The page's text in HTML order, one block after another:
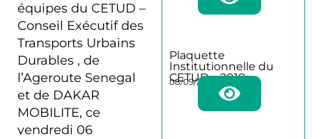
équipes du CETUD –
Conseil Exécutif des
Transports Urbains
Durables , de
l’Ageroute Senegal
et de DAKAR
MOBILITE, ce
vendredi 06
Plaquette
Institutionnelle du
CETUD – 2018
08/09/2025